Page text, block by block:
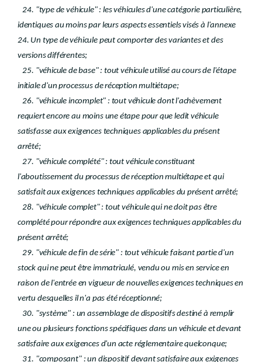
24. "type de véhicule" : les véhicules d'une catégorie particulière,
identiques au moins par leurs aspects essentiels visés à l'annexe
24. Un type de véhicule peut comporter des variantes et des
versions différentes;
25. "véhicule de base" : tout véhicule utilisé au cours de l'étape
initiale d'un processus de réception multiétape;
26. "véhicule incomplet" : tout véhicule dont l'achèvement
requiert encore au moins une étape pour que ledit véhicule
satisfasse aux exigences techniques applicables du présent
arrêté;
27. "véhicule complété" : tout véhicule constituant
l'aboutissement du processus de réception multiétape et qui
satisfait aux exigences techniques applicables du présent arrêté;
28. "véhicule complet" : tout véhicule qui ne doit pas être
complété pour répondre aux exigences techniques applicables du
présent arrêté;
29. "véhicule de fin de série" : tout véhicule faisant partie d'un
stock qui ne peut être immatriculé, vendu ou mis en service en
raison de l'entrée en vigueur de nouvelles exigences techniques en
vertu desquelles il n'a pas été réceptionné;
30. "système" : un assemblage de dispositifs destiné à remplir
une ou plusieurs fonctions spécifiques dans un véhicule et devant
satisfaire aux exigences d'un acte réglementaire quelconque;
31. "composant" : un dispositif devant satisfaire aux exigences